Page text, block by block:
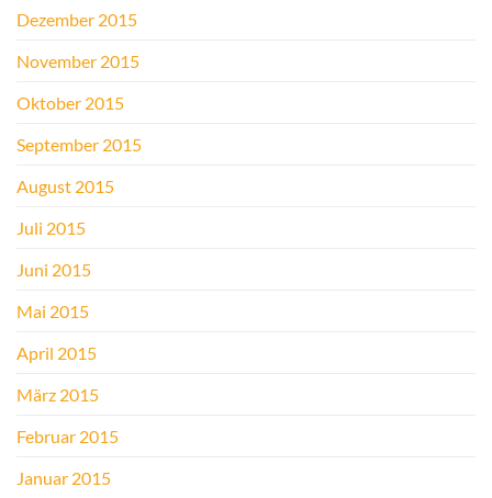
Dezember 2015
November 2015
Oktober 2015
September 2015
August 2015
Juli 2015
Juni 2015
Mai 2015
April 2015
März 2015
Februar 2015
Januar 2015